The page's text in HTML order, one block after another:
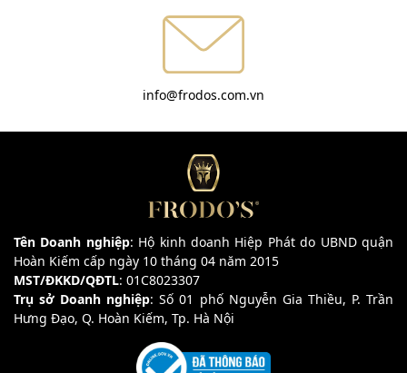
info@frodos.com.vn
Tên Doanh nghiệp: Hộ kinh doanh Hiệp Phát do UBND quận
Hoàn Kiếm cấp ngày 10 tháng 04 năm 2015
MST/ĐKKD/QĐTL: 01C8023307
Trụ sở Doanh nghiệp: Số 01 phố Nguyễn Gia Thiều, P. Trần
Hưng Đạo, Q. Hoàn Kiếm, Tp. Hà Nội